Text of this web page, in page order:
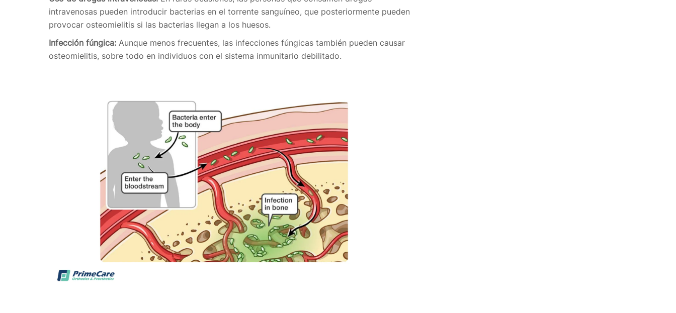
intravenosas pueden introducir bacterias en el torrente sanguíneo, que posteriormente pueden
provocar osteomielitis si las bacterias llegan a los huesos.
Infección fúngica: Aunque menos frecuentes, las infecciones fúngicas también pueden causar
osteomielitis, sobre todo en individuos con el sistema inmunitario debilitado.